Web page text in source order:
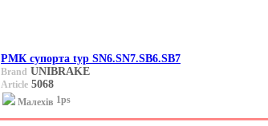
РМК супорта typ SN6.SN7.SB6.SB7
Brand UNIBRAKE
Article 5068
Малехів 1ps